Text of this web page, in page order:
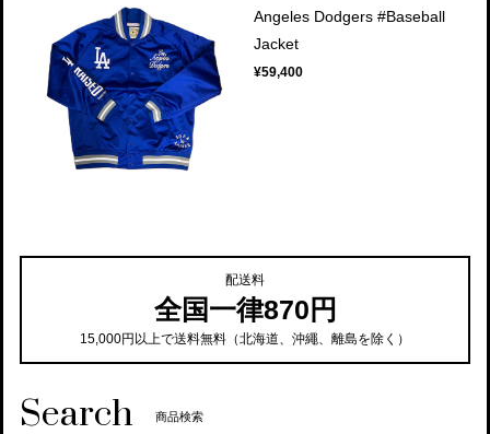
Angeles Dodgers #Baseball
Jacket
¥59,400
配送料
全国一律870円
15,000円以上で送料無料（北海道、沖繩、離島を除く）
Search 商品検索